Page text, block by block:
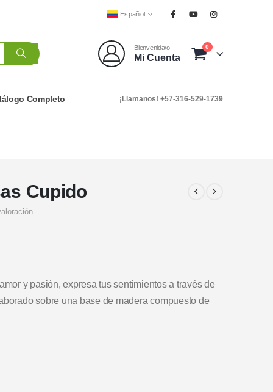
Español
Bienvenida/o
Mi Cuenta
0
Completo ¡Llamanos! +57-316-529-1739
Cupido
y pasión, expresa tus sentimientos a través de
sobre una base de madera compuesto de